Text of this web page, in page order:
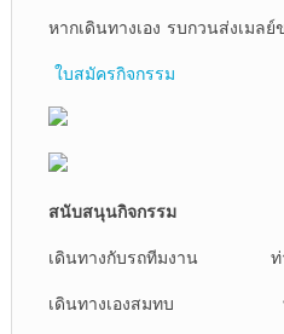
หากเดินทางเอง รบกวนส่งเม
ใบสมัครกิจกรรม
สนับสนุนกิจกรรม
เดินทางกับรถทีมงาน ท่า
เดินทางเองสมทบ ท่า